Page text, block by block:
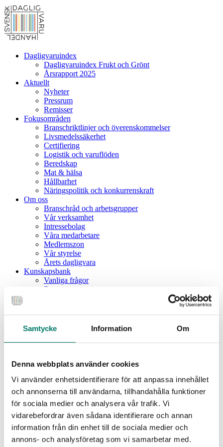
Samtycke Information Om
Denna webbplats använder cookies
Vi använder enhetsidentifierare för att anpassa innehållet
och annonserna till användarna, tillhandahålla funktioner
för sociala medier och analysera vår trafik. Vi
vidarebefordrar även sådana identifierare och annan
information från din enhet till de sociala medier och
annons- och analysföretag som vi samarbetar med.
Dagligvaruindex
Dagligvaruindex Frukt och Grönt
Årsrapport 2025
Aktuellt
Nyheter
Pressrum
Remisser
Fokusområden
Branschriktlinjer och överenskommelser
Livsmedelssäkerhet
Certifiering
Logistik och varuflöden
Beredskap
Mat & hälsa
Hållbarhet
Näringspolitik och konkurrenskraft
Om oss
Branschråd och arbetsgrupper
Vår verksamhet
Intressebolag
Våra medarbetare
Medlemszon
Vår styrelse
Årets dagligvara
Kunskapsbank
Vanliga frågor
Rapporter
Moms på livsmedel
Dagligvaruindex Frukt och Grönt
Årsrapport 2025
Aktuellt
Nyheter
Pressrum
Remisser
Fokusområden
Branschriktlinjer och överenskommelser
Livsmedelssäkerhet